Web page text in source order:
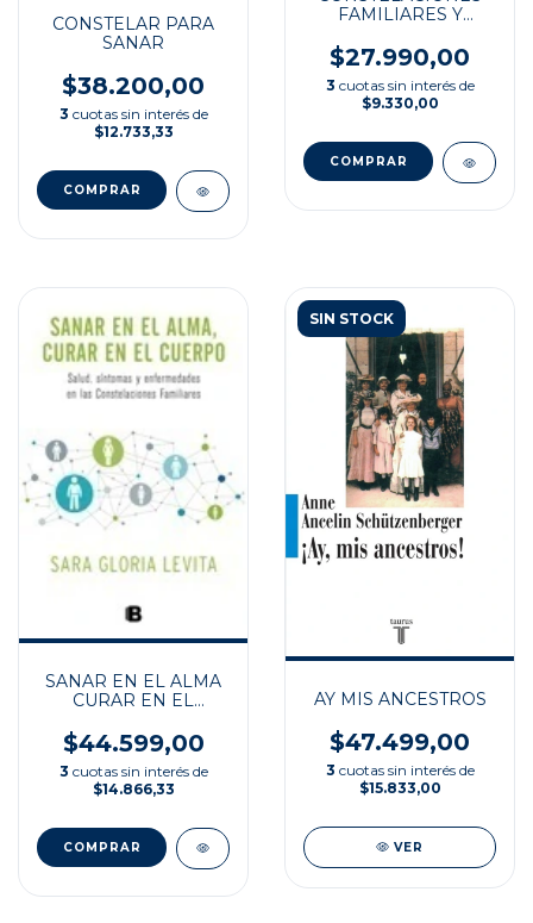
CONSTELAR PARA
SANAR
$38.200,00
3 cuotas sin interés de
$12.733,33
FAMILIARES Y
$27.990,00
3 cuotas sin interés de
$9.330,00
SANAR EN EL ALMA
CURAR EN EL
$44.599,00
3 cuotas sin interés de
$14.866,33
SIN STOCK
AY MIS ANCESTROS
$47.499,00
3 cuotas sin interés de
$15.833,00
VER